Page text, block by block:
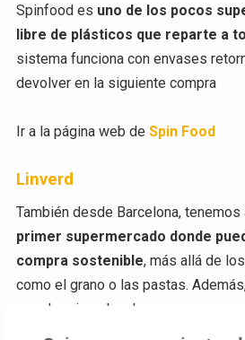
Spinfood es uno de los pocos
libre de plásticos que reparte a
sistema funciona con envases
devolver en la siguiente compra
Ir a la página web de Spin Food
Linverd
También desde Barcelona, tenemos
primer supermercado donde
compra sostenible, más allá de
como el grano o las pastas.
son de origen local.